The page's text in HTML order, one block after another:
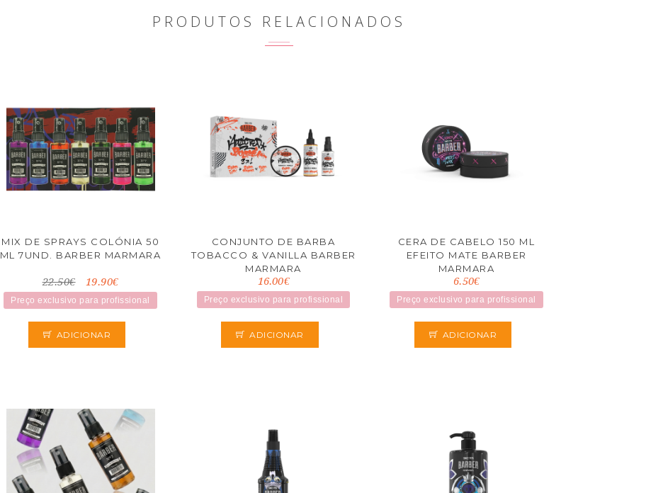
PRODUTOS RELACIONADOS
MIX DE SPRAYS COLÓNIA 50
ML 7UND. BARBER MARMARA
22.50€ 19.90€
Preço exclusivo para profissional
ADICIONAR
CONJUNTO DE BARBA
TOBACCO & VANILLA BARBER
MARMARA
16.00€
Preço exclusivo para profissional
ADICIONAR
CERA DE CABELO 150 ML
EFEITO MATE BARBER
MARMARA
6.50€
Preço exclusivo para profissional
ADICIONAR